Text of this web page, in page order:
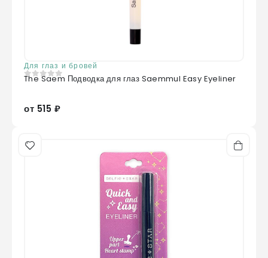
Для глаз и бровей
0из 5
The Saem Подводка для глаз Saemmul Easy Eyeliner
от 515 ₽